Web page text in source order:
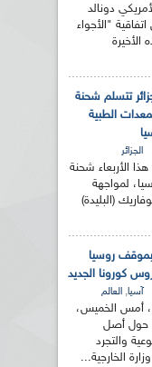
دونالد
"الأجواء
تتسلم شحنة
الطبية
الجزائر
الأربعاء شحنة
لمواجهة
(البليدة)
روسيا
كورونا الجديد
آسيا, العالم
أمس الخميس،
حول أصل
والتجرد
الخارجية...